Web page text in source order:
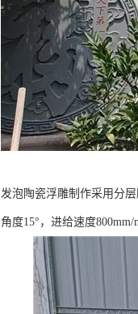
发泡陶瓷浮雕制作采用分
角度15°，进给速度